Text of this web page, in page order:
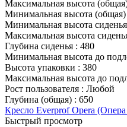
Максимальная высота
Минимальная высота (общая)
Минимальная высота сиденья
Максимальная высота
Глубина сиденья : 480
Минимальная высота до
Высота упаковки : 380
Максимальная высота до
Рост пользователя : Любой
Глубина (общая) : 650
Кресло Everprof Opera
Быстрый просмотр